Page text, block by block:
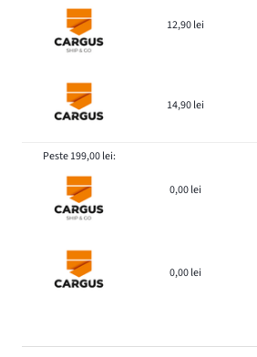
12,90 lei
14,90 lei
Peste 199,00 lei:
0,00 lei
0,00 lei